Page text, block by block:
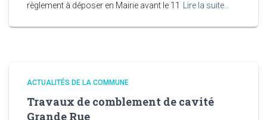
règlement à déposer en Mairie avant le 11
Lire la suite…
ACTUALITÉS DE LA COMMUNE
Travaux de comblement de cavité
Grande Rue